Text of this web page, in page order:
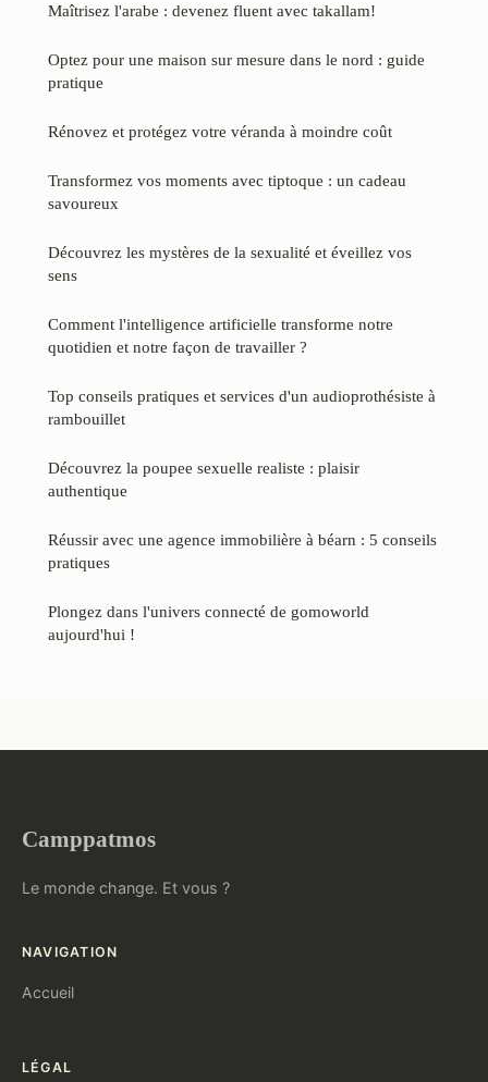
Maîtrisez l'arabe : devenez fluent avec takallam!
Optez pour une maison sur mesure dans le nord : guide
pratique
Rénovez et protégez votre véranda à moindre coût
Transformez vos moments avec tiptoque : un cadeau
savoureux
Découvrez les mystères de la sexualité et éveillez vos
sens
Comment l'intelligence artificielle transforme notre
quotidien et notre façon de travailler ?
Top conseils pratiques et services d'un audioprothésiste à
rambouillet
Découvrez la poupee sexuelle realiste : plaisir
authentique
Réussir avec une agence immobilière à béarn : 5 conseils
pratiques
Plongez dans l'univers connecté de gomoworld
aujourd'hui !
Camppatmos
Le monde change. Et vous ?
NAVIGATION
Accueil
LÉGAL